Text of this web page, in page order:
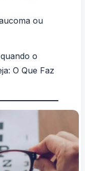
ou
o
O Que Faz